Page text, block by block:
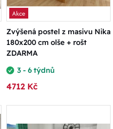
Akce
Zvýšená postel z masivu Nika
180x200 cm olše + rošt
ZDARMA
3 - 6 týdnů
4712 Kč